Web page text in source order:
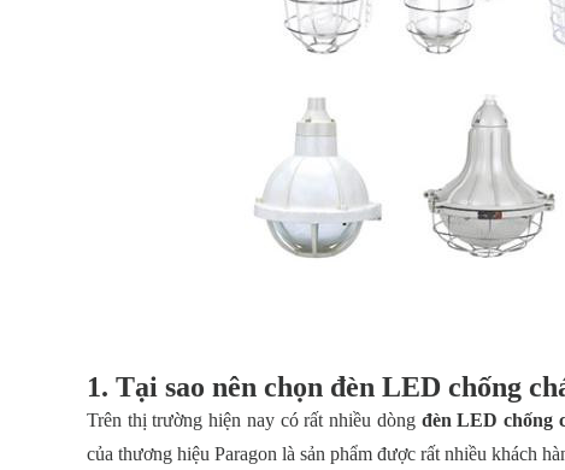
1. Tại sao nên chọn đèn LED chống
Trên thị trường hiện nay có rất nhiều dòng đèn LED chống
của thương hiệu Paragon là sản phẩm được rất nhiều khách